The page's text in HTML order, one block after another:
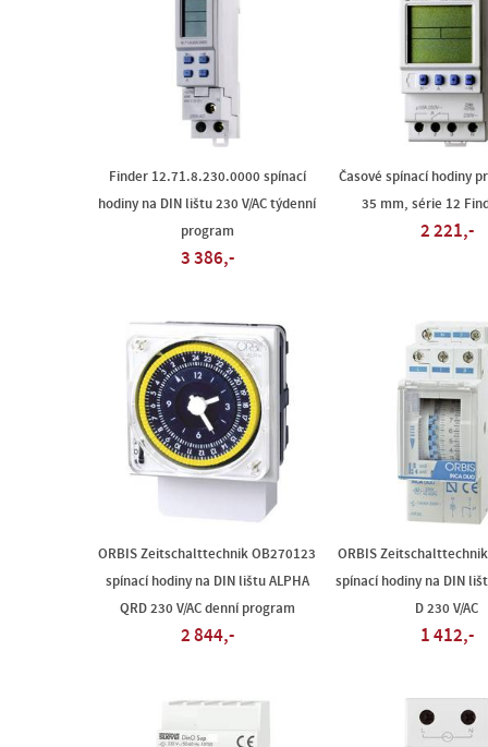
Finder 12.71.8.230.0000 spínací
hodiny na DIN lištu 230 V/AC týdenní
program
3 386,-
Časové spínací hodiny
35 mm, série 12
2 221,-
ORBIS Zeitschalttechnik OB270123
spínací hodiny na DIN lištu ALPHA
QRD 230 V/AC denní program
2 844,-
ORBIS
spínací hodiny na DIN
D 230 V/AC
1 412,-